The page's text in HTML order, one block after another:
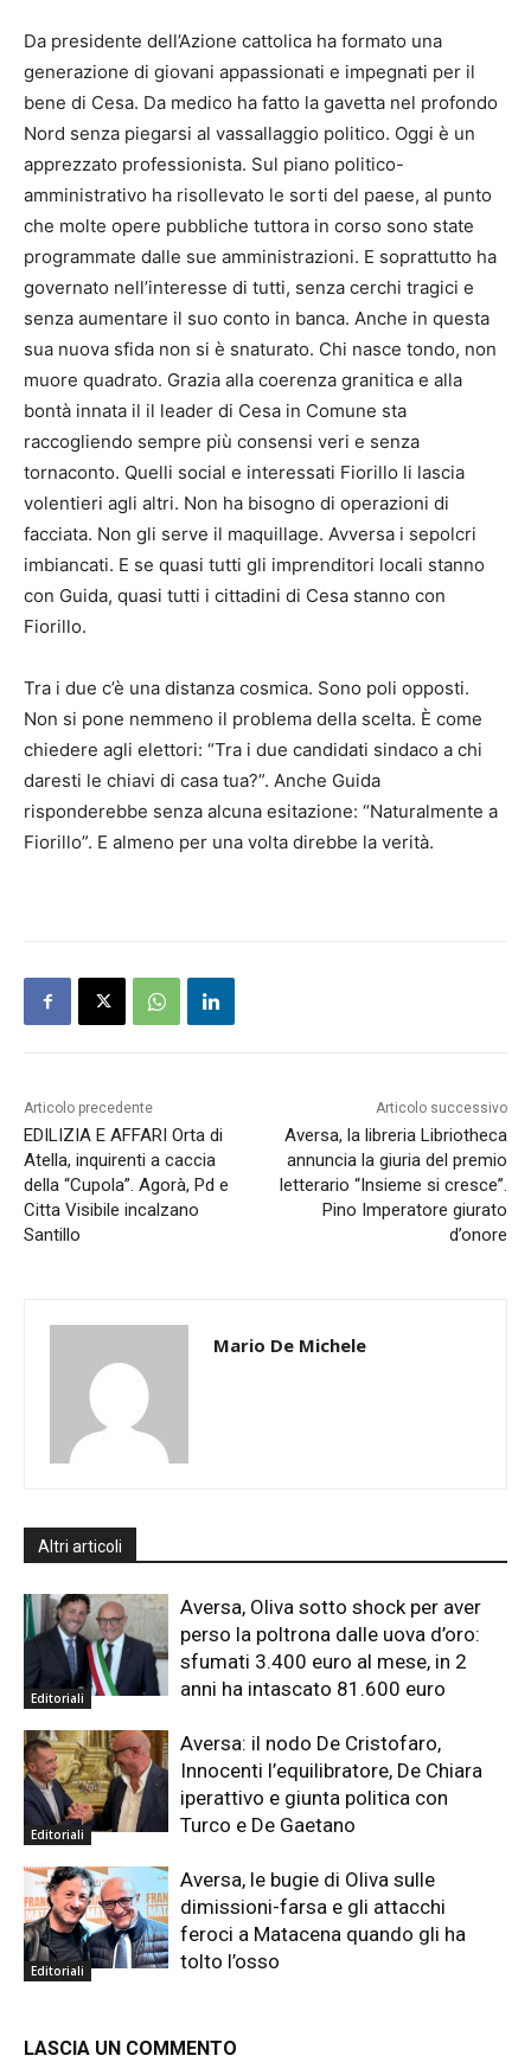
Da presidente dell’Azione cattolica ha formato una
generazione di giovani appassionati e impegnati per il
bene di Cesa. Da medico ha fatto la gavetta nel profondo
Nord senza piegarsi al vassallaggio politico. Oggi è un
apprezzato professionista. Sul piano politico-
amministrativo ha risollevato le sorti del paese, al punto
che molte opere pubbliche tuttora in corso sono state
programmate dalle sue amministrazioni. E soprattutto ha
governato nell’interesse di tutti, senza cerchi tragici e
senza aumentare il suo conto in banca. Anche in questa
sua nuova sfida non si è snaturato. Chi nasce tondo, non
muore quadrato. Grazia alla coerenza granitica e alla
bontà innata il il leader di Cesa in Comune sta
raccogliendo sempre più consensi veri e senza
tornaconto. Quelli social e interessati Fiorillo li lascia
volentieri agli altri. Non ha bisogno di operazioni di
facciata. Non gli serve il maquillage. Avversa i sepolcri
imbiancati. E se quasi tutti gli imprenditori locali stanno
con Guida, quasi tutti i cittadini di Cesa stanno con
Fiorillo.
Tra i due c’è una distanza cosmica. Sono poli opposti.
Non si pone nemmeno il problema della scelta. È come
chiedere agli elettori: “Tra i due candidati sindaco a chi
daresti le chiavi di casa tua?”. Anche Guida
risponderebbe senza alcuna esitazione: “Naturalmente a
Fiorillo”. E almeno per una volta direbbe la verità.
Articolo precedente
EDILIZIA E AFFARI Orta di
Atella, inquirenti a caccia
della “Cupola”. Agorà, Pd e
Citta Visibile incalzano
Santillo
Articolo successivo
Aversa, la libreria Libriotheca
annuncia la giuria del premio
letterario “Insieme si cresce”.
Pino Imperatore giurato
d’onore
Mario De Michele
Altri articoli
Editoriali
Aversa, Oliva sotto shock per aver
perso la poltrona dalle uova d’oro:
sfumati 3.400 euro al mese, in 2
anni ha intascato 81.600 euro
Editoriali
Aversa: il nodo De Cristofaro,
Innocenti l’equilibratore, De Chiara
iperattivo e giunta politica con
Turco e De Gaetano
Editoriali
Aversa, le bugie di Oliva sulle
dimissioni-farsa e gli attacchi
feroci a Matacena quando gli ha
tolto l’osso
LASCIA UN COMMENTO